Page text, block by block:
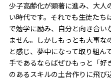
少子高齢化が顕著に進み、大人
い時代です。それでも生徒たち
で勉学に励み、自分と向き合い
ません。しかしもっとも大事な
と感じ、夢中になって取り組ん
手であるならばぜひもっと「好
のあるスキルの土台作りに飛び